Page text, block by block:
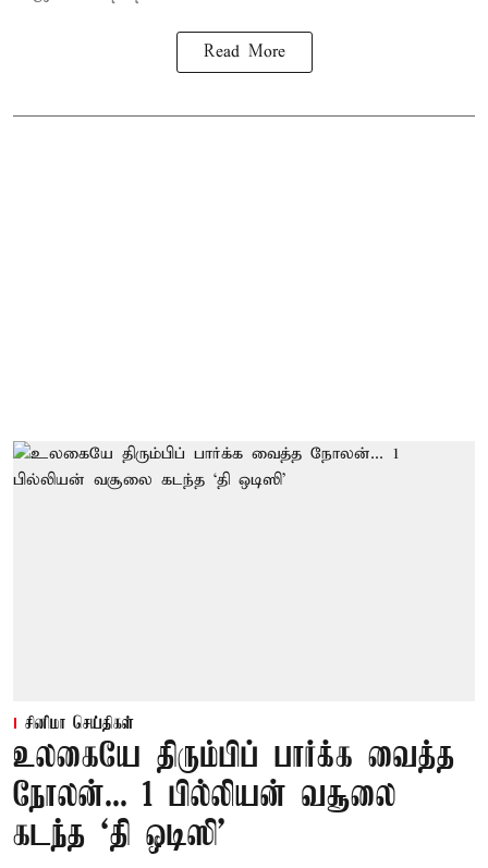
Read More
சினிமா செய்திகள்
உலகையே திரும்பிப் பார்க்க வைத்த
நோலன்... 1 பில்லியன் வசூலை
கடந்த ‘தி ஒடிஸி’